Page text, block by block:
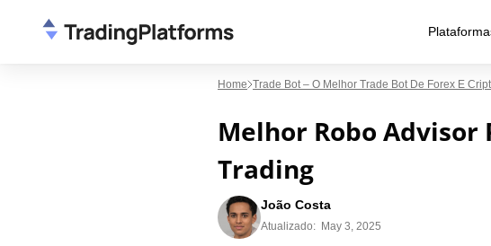
Home Trade Bot – O Melhor Trade Bot De Forex E
Melhor Robo Advisor
Trading
João Costa
Atualizado: May 3, 2025